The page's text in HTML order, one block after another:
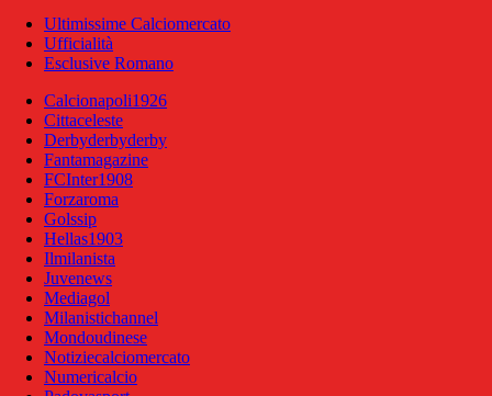
Ultimissime Calciomercato
Ufficialità
Esclusive Romano
Calcionapoli1926
Cittaceleste
Derbyderbyderby
Fantamagazine
FCInter1908
Forzaroma
Golssip
Hellas1903
Ilmilanista
Juvenews
Mediagol
Milanistichannel
Mondoudinese
Notiziecalciomercato
Numericalcio